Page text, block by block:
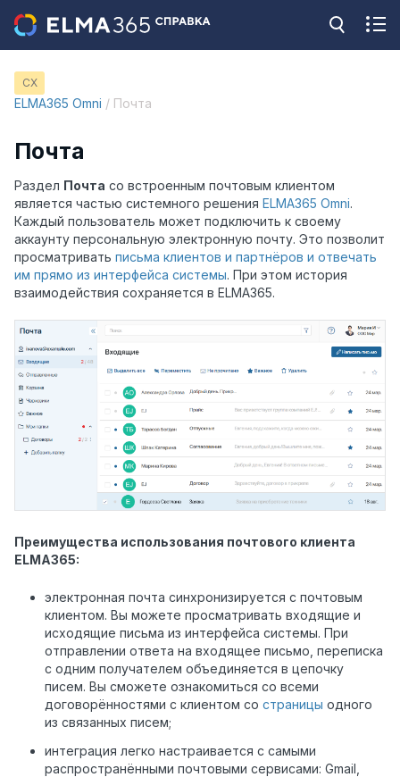
CX
ELMA365 Omni / Почта
Почта
Раздел Почта со встроенным почтовым клиентом
является частью системного решения ELMA365 Omni.
Каждый пользователь может подключить к своему
аккаунту персональную электронную почту. Это позволит
просматривать письма клиентов и партнёров и отвечать
им прямо из интерфейса системы. При этом история
взаимодействия сохраняется в ELMA365.
Преимущества использования почтового клиента
ELMA365:
электронная почта синхронизируется с почтовым
клиентом. Вы можете просматривать входящие и
исходящие письма из интерфейса системы. При
отправлении ответа на входящее письмо, переписка
с одним получателем объединяется в цепочку
писем. Вы сможете ознакомиться со всеми
договорённостями с клиентом со страницы одного
из связанных писем;
интеграция легко настраивается с самыми
распространёнными почтовыми сервисами: Gmail,